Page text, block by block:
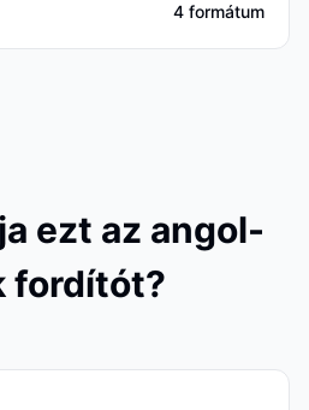
4 formátum
ezt az angol-
fordítót?